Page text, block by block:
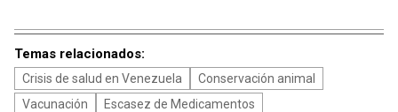
Temas relacionados:
Crisis de salud en Venezuela
Conservación animal
Vacunación
Escasez de Medicamentos